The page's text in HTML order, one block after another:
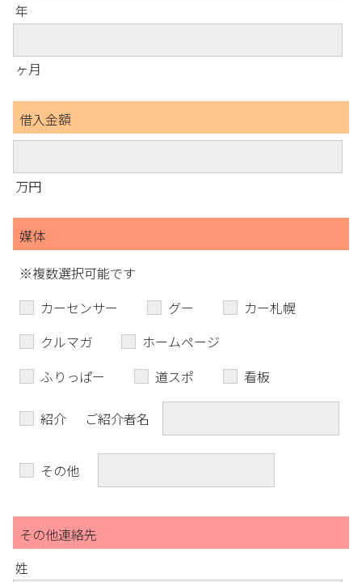
年
ヶ月
借入金額
万円
媒体
※複数選択可能です
カーセンサー
グー
カー札幌
クルマガ
ホームページ
ふりっぱー
道スポ 看板
紹介 ご紹介者名
その他
その他連絡先
姓